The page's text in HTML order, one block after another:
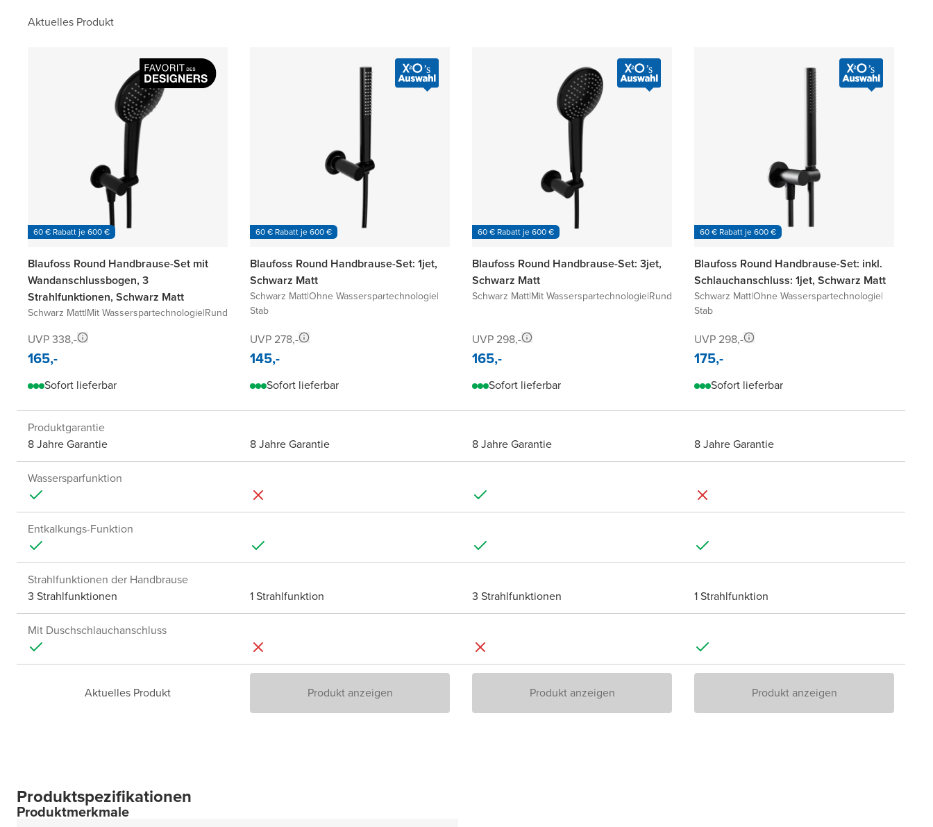
Aktuelles Produkt
60 € Rabatt je 600 €
Blaufoss Round Handbrause-Set mit
Wandanschlussbogen, 3
Strahlfunktionen, Schwarz Matt
Schwarz Matt|Mit Wasserspartechnologie|Rund
UVP 338,-
165,-
Sofort lieferbar
60 € Rabatt je 600 €
Blaufoss Round Handbrause-Set: 1jet,
Schwarz Matt
Schwarz Matt|Ohne Wasserspartechnologie|
Stab
UVP 278,-
145,-
Sofort lieferbar
60 € Rabatt je 600 €
Blaufoss Round Handbrause-Set: 3jet,
Schwarz Matt
Schwarz Matt|Mit Wasserspartechnologie|Rund
UVP 298,-
165,-
Sofort lieferbar
60 € Rabatt je 600 €
Blaufoss Round Handbrause-Set: inkl.
Schlauchanschluss: 1jet, Schwarz Matt
Schwarz Matt|Ohne Wasserspartechnologie|
Stab
UVP 298,-
175,-
Sofort lieferbar
Produktgarantie
8 Jahre Garantie
8 Jahre Garantie 8 Jahre Garantie 8 Jahre Garantie
Wassersparfunktion
Entkalkungs-Funktion
Strahlfunktionen der Handbrause
3 Strahlfunktionen
1 Strahlfunktion 3 Strahlfunktionen 1 Strahlfunktion
Mit Duschschlauchanschluss
Aktuelles Produkt Produkt anzeigen Produkt anzeigen Produkt anzeigen
Produktspezifikationen
Produktmerkmale